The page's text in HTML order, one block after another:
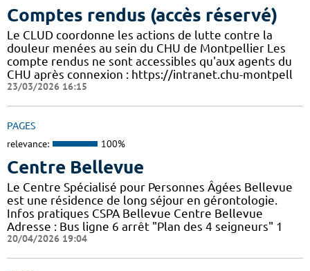
Comptes rendus (accès réservé)
Le CLUD coordonne les actions de lutte contre la
douleur menées au sein du CHU de Montpellier Les
compte rendus ne sont accessibles qu'aux agents du
CHU après connexion : https://intranet.chu-montpell
23/03/2026 16:15
PAGES
relevance: 100%
Centre Bellevue
Le Centre Spécialisé pour Personnes Âgées Bellevue
est une résidence de long séjour en gérontologie.
Infos pratiques CSPA Bellevue Centre Bellevue
Adresse : Bus ligne 6 arrêt "Plan des 4 seigneurs" 1
20/04/2026 19:04